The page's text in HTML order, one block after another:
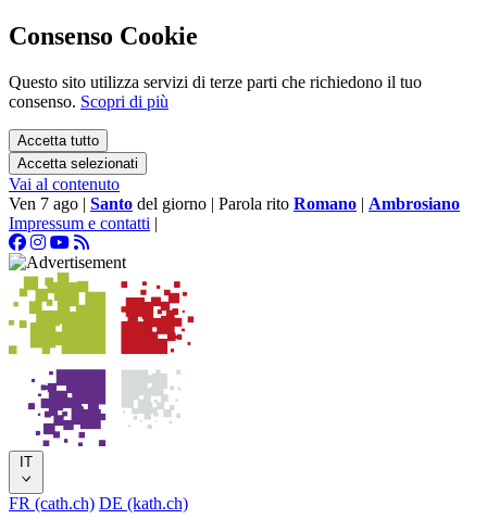
Consenso Cookie
Questo sito utilizza servizi di terze parti che richiedono il tuo
consenso. Scopri di più
Accetta tutto
Accetta selezionati
Vai al contenuto
Ven 7 ago | Santo del giorno | Parola rito Romano | Ambrosiano
Impressum e contatti |
IT
FR (cath.ch) DE (kath.ch)